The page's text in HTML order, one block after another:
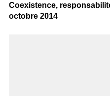
Coexistence,
octobre 2014